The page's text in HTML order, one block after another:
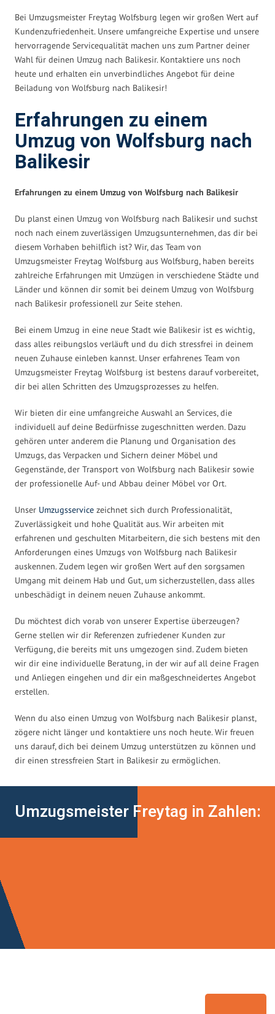
Bei Umzugsmeister Freytag Wolfsburg legen wir großen Wert auf
Kundenzufriedenheit. Unsere umfangreiche Expertise und unsere
hervorragende Servicequalität machen uns zum Partner deiner
Wahl für deinen Umzug nach Balikesir. Kontaktiere uns noch
heute und erhalten ein unverbindliches Angebot für deine
Beiladung von Wolfsburg nach Balikesir!
Erfahrungen zu einem
Umzug von Wolfsburg nach
Balikesir
Erfahrungen zu einem Umzug von Wolfsburg nach Balikesir
Du planst einen Umzug von Wolfsburg nach Balikesir und suchst
noch nach einem zuverlässigen Umzugsunternehmen, das dir bei
diesem Vorhaben behilflich ist? Wir, das Team von
Umzugsmeister Freytag Wolfsburg aus Wolfsburg, haben bereits
zahlreiche Erfahrungen mit Umzügen in verschiedene Städte und
Länder und können dir somit bei deinem Umzug von Wolfsburg
nach Balikesir professionell zur Seite stehen.
Bei einem Umzug in eine neue Stadt wie Balikesir ist es wichtig,
dass alles reibungslos verläuft und du dich stressfrei in deinem
neuen Zuhause einleben kannst. Unser erfahrenes Team von
Umzugsmeister Freytag Wolfsburg ist bestens darauf vorbereitet,
dir bei allen Schritten des Umzugsprozesses zu helfen.
Wir bieten dir eine umfangreiche Auswahl an Services, die
individuell auf deine Bedürfnisse zugeschnitten werden. Dazu
gehören unter anderem die Planung und Organisation des
Umzugs, das Verpacken und Sichern deiner Möbel und
Gegenstände, der Transport von Wolfsburg nach Balikesir sowie
der professionelle Auf- und Abbau deiner Möbel vor Ort.
Unser Umzugsservice zeichnet sich durch Professionalität,
Zuverlässigkeit und hohe Qualität aus. Wir arbeiten mit
erfahrenen und geschulten Mitarbeitern, die sich bestens mit den
Anforderungen eines Umzugs von Wolfsburg nach Balikesir
auskennen. Zudem legen wir großen Wert auf den sorgsamen
Umgang mit deinem Hab und Gut, um sicherzustellen, dass alles
unbeschädigt in deinem neuen Zuhause ankommt.
Du möchtest dich vorab von unserer Expertise überzeugen?
Gerne stellen wir dir Referenzen zufriedener Kunden zur
Verfügung, die bereits mit uns umgezogen sind. Zudem bieten
wir dir eine individuelle Beratung, in der wir auf all deine Fragen
und Anliegen eingehen und dir ein maßgeschneidertes Angebot
erstellen.
Wenn du also einen Umzug von Wolfsburg nach Balikesir planst,
zögere nicht länger und kontaktiere uns noch heute. Wir freuen
uns darauf, dich bei deinem Umzug unterstützen zu können und
dir einen stressfreien Start in Balikesir zu ermöglichen.
Umzugsmeister Freytag in Zahlen: